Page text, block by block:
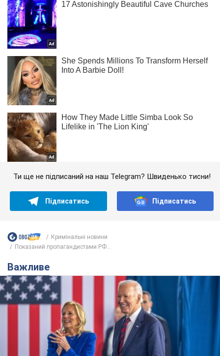
Ти ще не підписаний на наш Telegram? Швиденько тисни!
Підписатись Підписатись
Кримінальні новини
Показаний пропагандистами РФ...
Важливе